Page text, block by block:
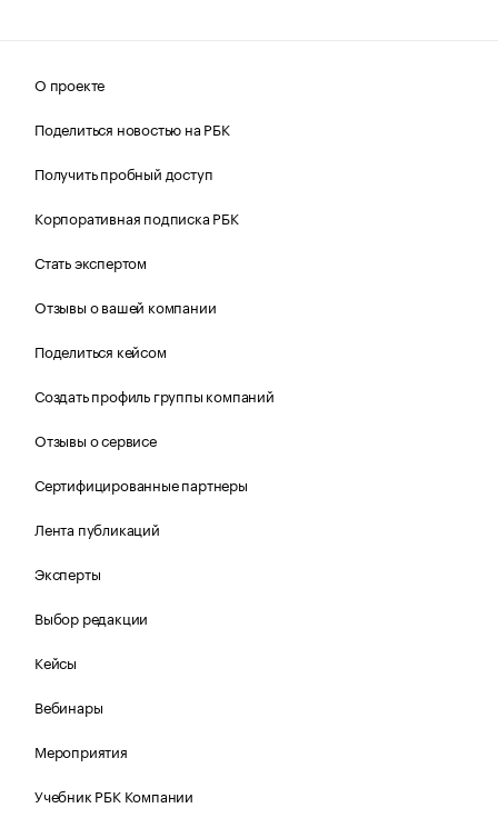
О проекте
Поделиться новостью на РБК
Получить пробный доступ
Корпоративная подписка РБК
Стать экспертом
Отзывы о вашей компании
Поделиться кейсом
Создать профиль группы компаний
Отзывы о сервисе
Сертифицированные партнеры
Лента публикаций
Эксперты
Выбор редакции
Кейсы
Вебинары
Мероприятия
Учебник РБК Компании